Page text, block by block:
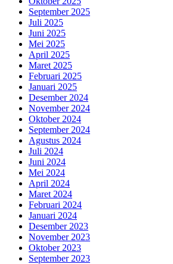
September 2025
Juli 2025
Juni 2025
Mei 2025
April 2025
Maret 2025
Februari 2025
Januari 2025
Desember 2024
November 2024
Oktober 2024
September 2024
Agustus 2024
Juli 2024
Juni 2024
Mei 2024
April 2024
Maret 2024
Februari 2024
Januari 2024
Desember 2023
November 2023
Oktober 2023
September 2023